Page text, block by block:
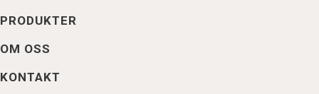
PRODUKTER
OM OSS
KONTAKT